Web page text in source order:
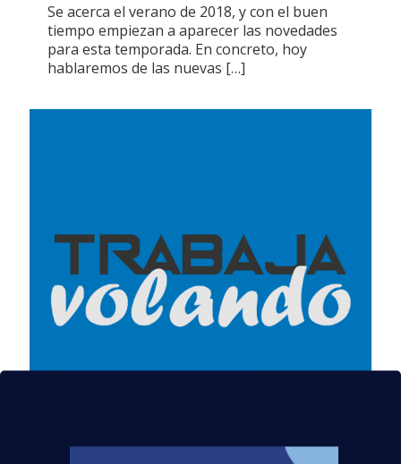
Se acerca el verano de 2018, y con el buen
tiempo empiezan a aparecer las novedades
para esta temporada. En concreto, hoy
hablaremos de las nuevas […]